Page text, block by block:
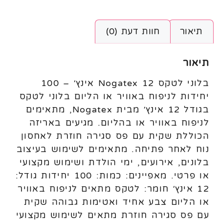
תיאור חוות דעת (0)
תיאור
בלוני לטקס Nogatex 12 אינץ׳ – 100
יחידות לניפוח באוויר או הליום בלוני לטקס
בגודל 12 אינץ׳ מבית Nogatex, מתאימים
לניפוח באוויר או בהליום. מגיעים באריזה
הכוללת שקית עם פס סגירה חוזרת לאחסון
נוח לאחר פתיחה. מתאימים לשימוש בעיצוב
בלונים, אירועים, ימי הולדת ושימוש מקצועי
או פרטי. מאפיינים: כמות: 100 יחידות גודל:
12 אינץ׳ חומר: לטקס מתאים לניפוח באוויר
או הליום צבע אחיד ואטימות גבוהה שקית
עם פס סגירה חוזרת מתאים לשימוש מקצועי